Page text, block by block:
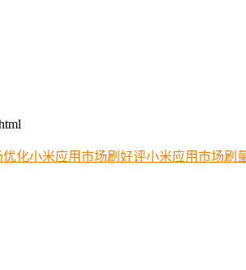
优化小米应用市场刷好评小米应用市场刷